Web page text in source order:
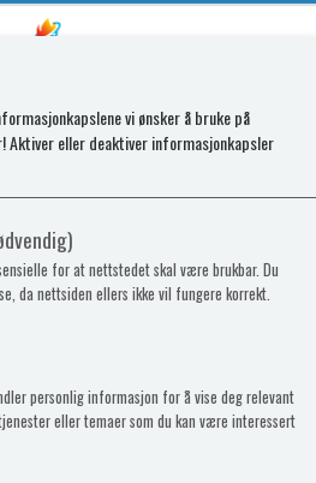
valve type MUV
vi ønsker å bruke på
eller deaktiver informasjonkapsler
for at nettstedet skal være brukbar. Du
da nettsiden ellers ikke vil fungere korrekt.
personlig informasjon for å vise deg relevant
eller temaer som du kan være interessert